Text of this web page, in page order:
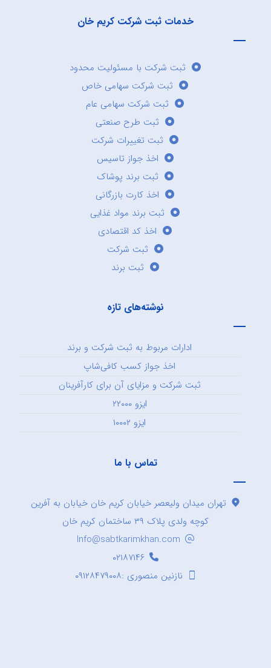
خدمات ثبت شرکت کریم خان
ثبت شرکت با مسئولیت محدود
ثبت شرکت سهامی خاص
ثبت شرکت سهامی عام
ثبت طرح صنعتی
ثبت تغییرات شرکت
اخذ جواز تاسیس
ثبت برند پوشاک
اخذ کارت بازرگانی
ثبت برند مواد غذایی
اخذ کد اقتصادی
ثبت شرکت
ثبت برند
نوشته‌های تازه
ادارات مربوط به ثبت شرکت و برند
اخذ جواز کسب کافی‌شاپ
ثبت شرکت و مزایای آن برای کارآفرینان
ایزو ۲۲۰۰۰
ایزو ۱۰۰۰۲
تماس با ما
تهران میدان ولیعصر خیابان کریم خان خیابان به آفرین
کوچه ولدی پلاک ۳۹ ساختمان کریم خان
Info@sabtkarimkhan.com
۰۲۱۸۷۱۴۶
نازنین منصوری :۰۹۱۲۸۴۷۹۰۰۸